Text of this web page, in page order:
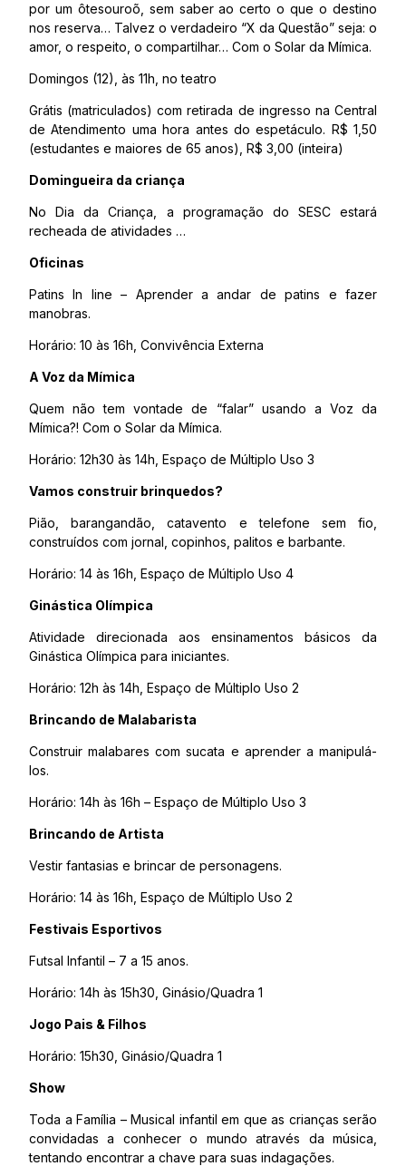
por um ôtesouroõ, sem saber ao certo o que o destino
nos reserva… Talvez o verdadeiro “X da Questão” seja: o
amor, o respeito, o compartilhar… Com o Solar da Mímica.
Domingos (12), às 11h, no teatro
Grátis (matriculados) com retirada de ingresso na Central
de Atendimento uma hora antes do espetáculo. R$ 1,50
(estudantes e maiores de 65 anos), R$ 3,00 (inteira)
Domingueira da criança
No Dia da Criança, a programação do SESC estará
recheada de atividades …
Oficinas
Patins In line – Aprender a andar de patins e fazer
manobras.
Horário: 10 às 16h, Convivência Externa
A Voz da Mímica
Quem não tem vontade de “falar” usando a Voz da
Mímica?! Com o Solar da Mímica.
Horário: 12h30 às 14h, Espaço de Múltiplo Uso 3
Vamos construir brinquedos?
Pião, barangandão, catavento e telefone sem fio,
construídos com jornal, copinhos, palitos e barbante.
Horário: 14 às 16h, Espaço de Múltiplo Uso 4
Ginástica Olímpica
Atividade direcionada aos ensinamentos básicos da
Ginástica Olímpica para iniciantes.
Horário: 12h às 14h, Espaço de Múltiplo Uso 2
Brincando de Malabarista
Construir malabares com sucata e aprender a manipulá-
los.
Horário: 14h às 16h – Espaço de Múltiplo Uso 3
Brincando de Artista
Vestir fantasias e brincar de personagens.
Horário: 14 às 16h, Espaço de Múltiplo Uso 2
Festivais Esportivos
Futsal Infantil – 7 a 15 anos.
Horário: 14h às 15h30, Ginásio/Quadra 1
Jogo Pais & Filhos
Horário: 15h30, Ginásio/Quadra 1
Show
Toda a Família – Musical infantil em que as crianças serão
convidadas a conhecer o mundo através da música,
tentando encontrar a chave para suas indagações.